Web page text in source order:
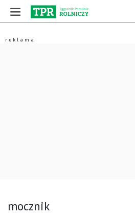
mocznik